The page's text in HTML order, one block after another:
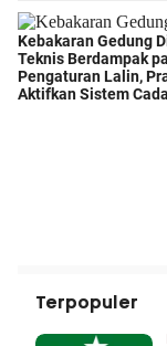
Terpopuler